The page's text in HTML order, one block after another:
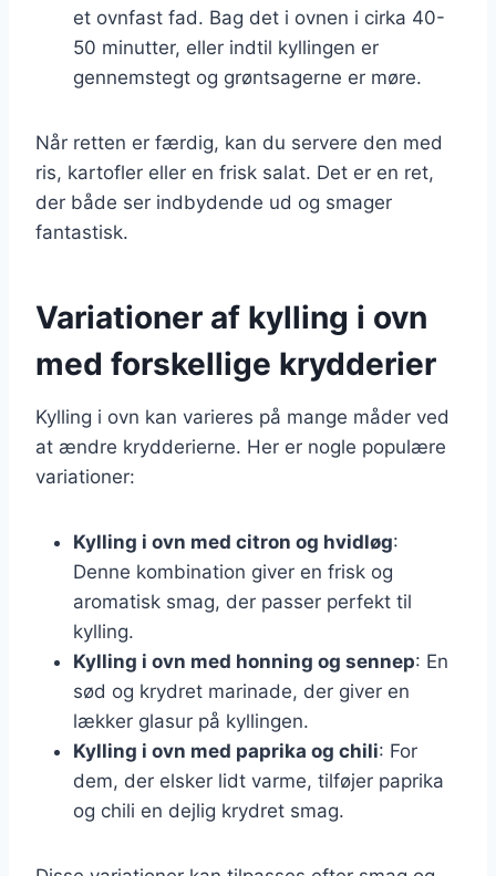
et ovnfast fad. Bag det i ovnen i cirka 40-
50 minutter, eller indtil kyllingen er
gennemstegt og grøntsagerne er møre.
Når retten er færdig, kan du servere den med
ris, kartofler eller en frisk salat. Det er en ret,
der både ser indbydende ud og smager
fantastisk.
Variationer af kylling i ovn
med forskellige krydderier
Kylling i ovn kan varieres på mange måder ved
at ændre krydderierne. Her er nogle populære
variationer:
Kylling i ovn med citron og hvidløg:
Denne kombination giver en frisk og
aromatisk smag, der passer perfekt til
kylling.
Kylling i ovn med honning og sennep: En
sød og krydret marinade, der giver en
lækker glasur på kyllingen.
Kylling i ovn med paprika og chili: For
dem, der elsker lidt varme, tilføjer paprika
og chili en dejlig krydret smag.